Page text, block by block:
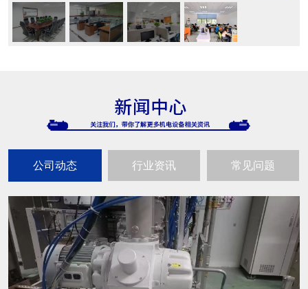
公司动态 行业资讯 常见问题